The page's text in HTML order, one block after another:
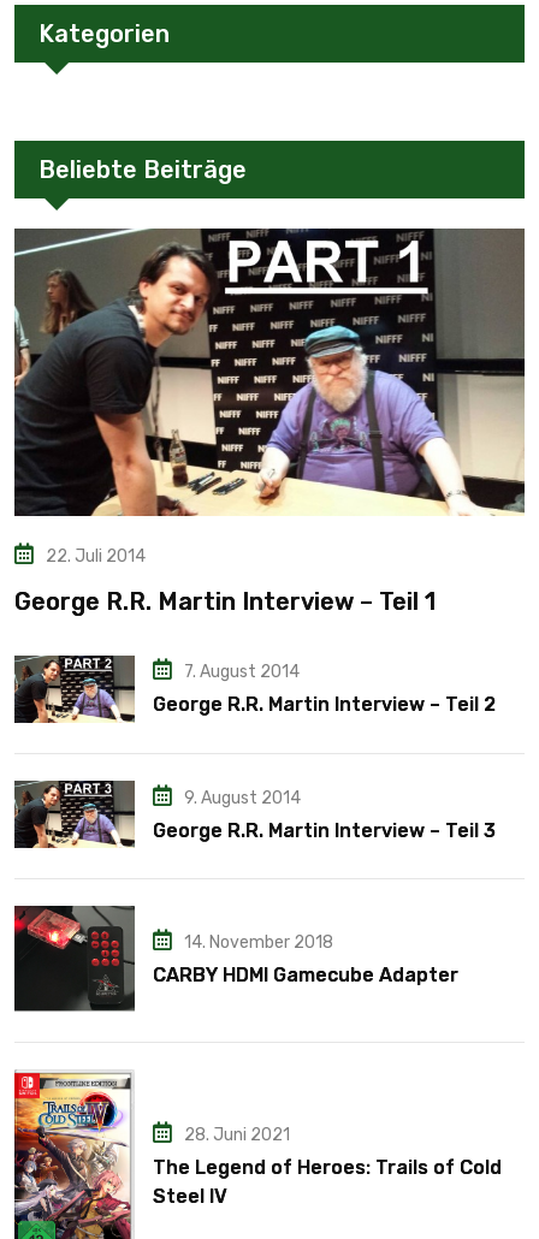
Kategorien
Beliebte Beiträge
22. Juli 2014
George R.R. Martin Interview – Teil 1
7. August 2014
George R.R. Martin Interview – Teil 2
9. August 2014
George R.R. Martin Interview – Teil 3
14. November 2018
CARBY HDMI Gamecube Adapter
28. Juni 2021
The Legend of Heroes: Trails of Cold
Steel IV